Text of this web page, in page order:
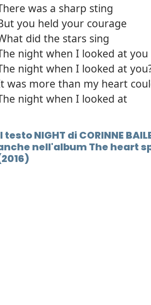
was a sharp sting
you held your courage
did the stars sing
night when I looked at you
night when I looked at
was more than my heart
night when I looked at
testo NIGHT di CORINNE
nell'album The heart